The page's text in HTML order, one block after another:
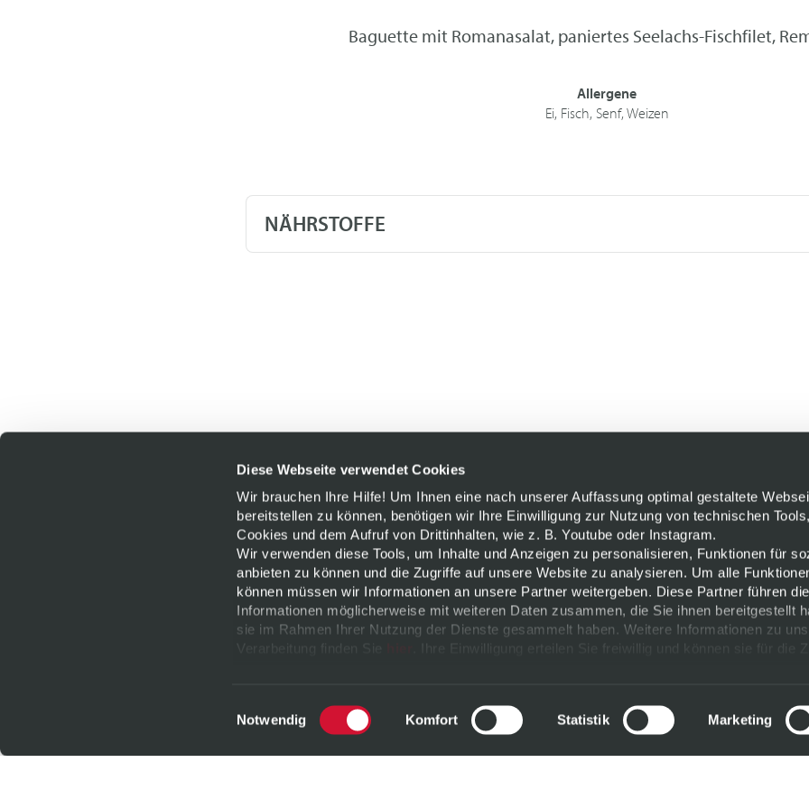
Diese Webseite verwendet Cookies
Wir brauchen Ihre Hilfe! Um Ihnen eine nach unserer Auffassung optimal gestaltete
bereitstellen zu können, benötigen wir Ihre Einwilligung zur Nutzung von technischen
Cookies und dem Aufruf von Drittinhalten, wie z. B. Youtube oder Instagram.
Wir verwenden diese Tools, um Inhalte und Anzeigen zu personalisieren, Funktionen für
anbieten zu können und die Zugriffe auf unsere Website zu analysieren. Um alle
können müssen wir Informationen an unsere Partner weitergeben. Diese Partner führen
Informationen möglicherweise mit weiteren Daten zusammen, die Sie ihnen bereitgestellt
sie im Rahmen Ihrer Nutzung der Dienste gesammelt haben. Weitere Informationen zu
. Ihre Einwilligung erteilen Sie freiwillig und können sie für die
Einwilligungsauswahl
Notwendig Komfort Statistik Marketing
Baguette mit Romanasalat, paniertes Seelachs-Fischfilet,
Allergene
Ei, Fisch, Senf, Weizen
NÄHRSTOFFE